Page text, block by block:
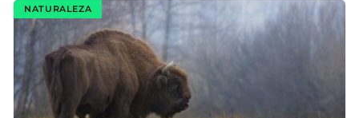
NATURALEZA